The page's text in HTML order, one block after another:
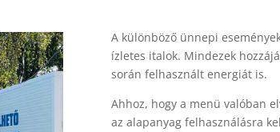
A különböző ünnepi
ízletes italok. Mindezek
során felhasznált energiát is.
Ahhoz, hogy a menü valóban
az alapanyag felhasználásra